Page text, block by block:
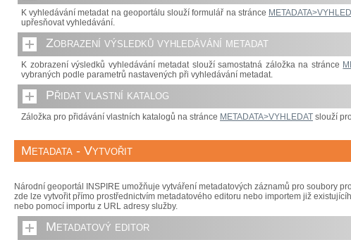
K vyhledávání metadat na geoportálu slouží formulář na stránce
upřesňovat vyhledávání.
Zobrazení výsledků vyhledávání metadat
K zobrazení výsledků vyhledávání metadat slouží samostatná záložka na stránce
vybraných podle parametrů nastavených při vyhledávání metadat.
Přidat vlastní katalog
Záložka pro přidávání vlastních katalogů na stránce METADATA>VYHLEDAT slouží
Metadata - Vytvořit
Národní geoportál INSPIRE umožňuje vytváření metadatových záznamů pro soubory
zde lze vytvořit přímo prostřednictvím metadatového editoru nebo importem již
nebo pomocí importu z URL adresy služby.
Metadatový editor